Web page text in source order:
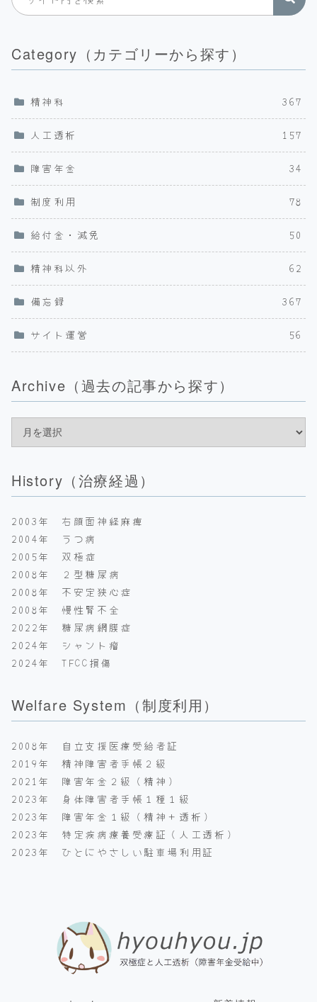
Category（カテゴリーから探す）
精神科 367
人工透析 157
障害年金 34
制度利用 78
給付金・減免 50
精神科以外 62
備忘録 367
サイト運営 56
Archive（過去の記事から探す）
History（治療経過）
2003年 右顔面神経麻痺
2004年 うつ病
2005年 双極症
2008年 ２型糖尿病
2008年 不安定狭心症
2008年 慢性腎不全
2022年 糖尿病網膜症
2024年 シャント瘤
2024年 TFCC損傷
Welfare System（制度利用）
2008年 自立支援医療受給者証
2019年 精神障害者手帳２級
2021年 障害年金２級（精神）
2023年 身体障害者手帳１種１級
2023年 障害年金１級（精神＋透析）
2023年 特定疾病療養受療証（人工透析）
2023年 ひとにやさしい駐車場利用証